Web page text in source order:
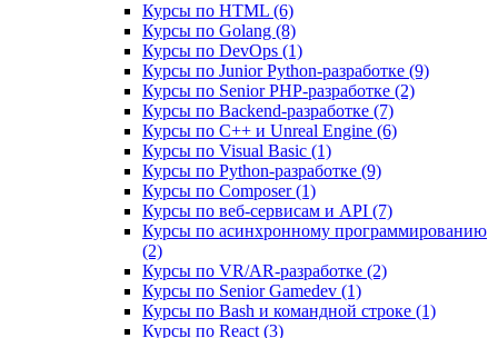
Курсы по HTML (6)
Курсы по Golang (8)
Курсы по DevOps (1)
Курсы по Junior Python-разработке (9)
Курсы по Senior PHP-разработке (2)
Курсы по Backend‑разработке (7)
Курсы по C++ и Unreal Engine (6)
Курсы по Visual Basic (1)
Курсы по Python-разработке (9)
Курсы по Composer (1)
Курсы по веб‑сервисам и API (7)
Курсы по асинхронному программированию
(2)
Курсы по VR/AR‑разработке (2)
Курсы по Senior Gamedev (1)
Курсы по Bash и командной строке (1)
Курсы по React (3)